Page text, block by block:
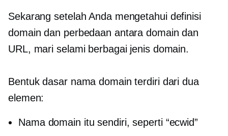
Sekarang setelah Anda mengetahui definisi
domain dan perbedaan antara domain dan
URL, mari selami berbagai jenis domain.
Bentuk dasar nama domain terdiri dari dua
elemen:
Nama domain itu sendiri, seperti “ecwid”